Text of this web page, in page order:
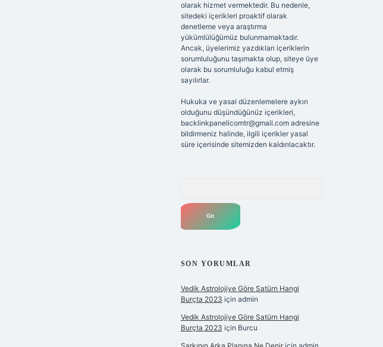
olarak hizmet vermektedir. Bu nedenle,
sitedeki içerikleri proaktif olarak
denetleme veya araştırma
yükümlülüğümüz bulunmamaktadır.
Ancak, üyelerimiz yazdıkları içeriklerin
sorumluluğunu taşımakta olup, siteye üye
olarak bu sorumluluğu kabul etmiş
sayılırlar.
Hukuka ve yasal düzenlemelere aykırı
olduğunu düşündüğünüz içerikleri,
backlinkpanelicomtr@gmail.comadresine
bildirmeniz halinde, ilgili içerikler yasal
süre içerisinde sitemizden kaldırılacaktır.
SON YORUMLAR
Vedik Astrolojiye Göre Satürn Hangi
Burçta 2023 için admin
Vedik Astrolojiye Göre Satürn Hangi
Burçta 2023 için Burcu